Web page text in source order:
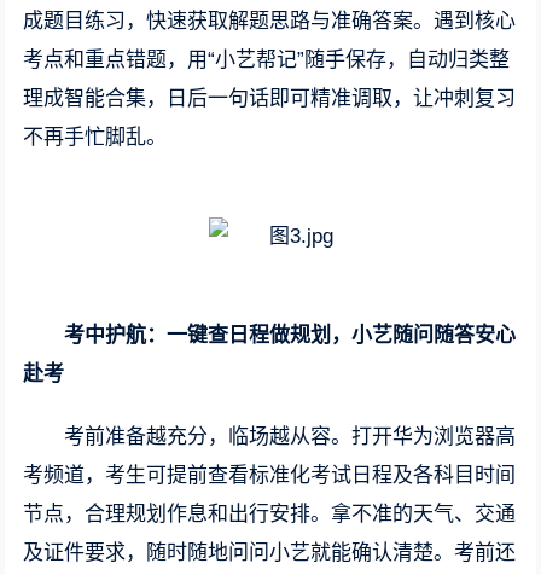
成题目练习，快速获取解题思路与准确答案。遇到核心
考点和重点错题，用“小艺帮记”随手保存，自动归类整
理成智能合集，日后一句话即可精准调取，让冲刺复习
不再手忙脚乱。
考中护航：一键查日程做规划，小艺随问随答安心
赴考
考前准备越充分，临场越从容。打开华为浏览器高
考频道，考生可提前查看标准化考试日程及各科目时间
节点，合理规划作息和出行安排。拿不准的天气、交通
及证件要求，随时随地问问小艺就能确认清楚。考前还